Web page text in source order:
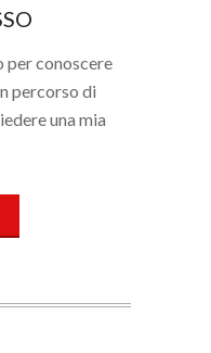
per conoscere
percorso di
una mia